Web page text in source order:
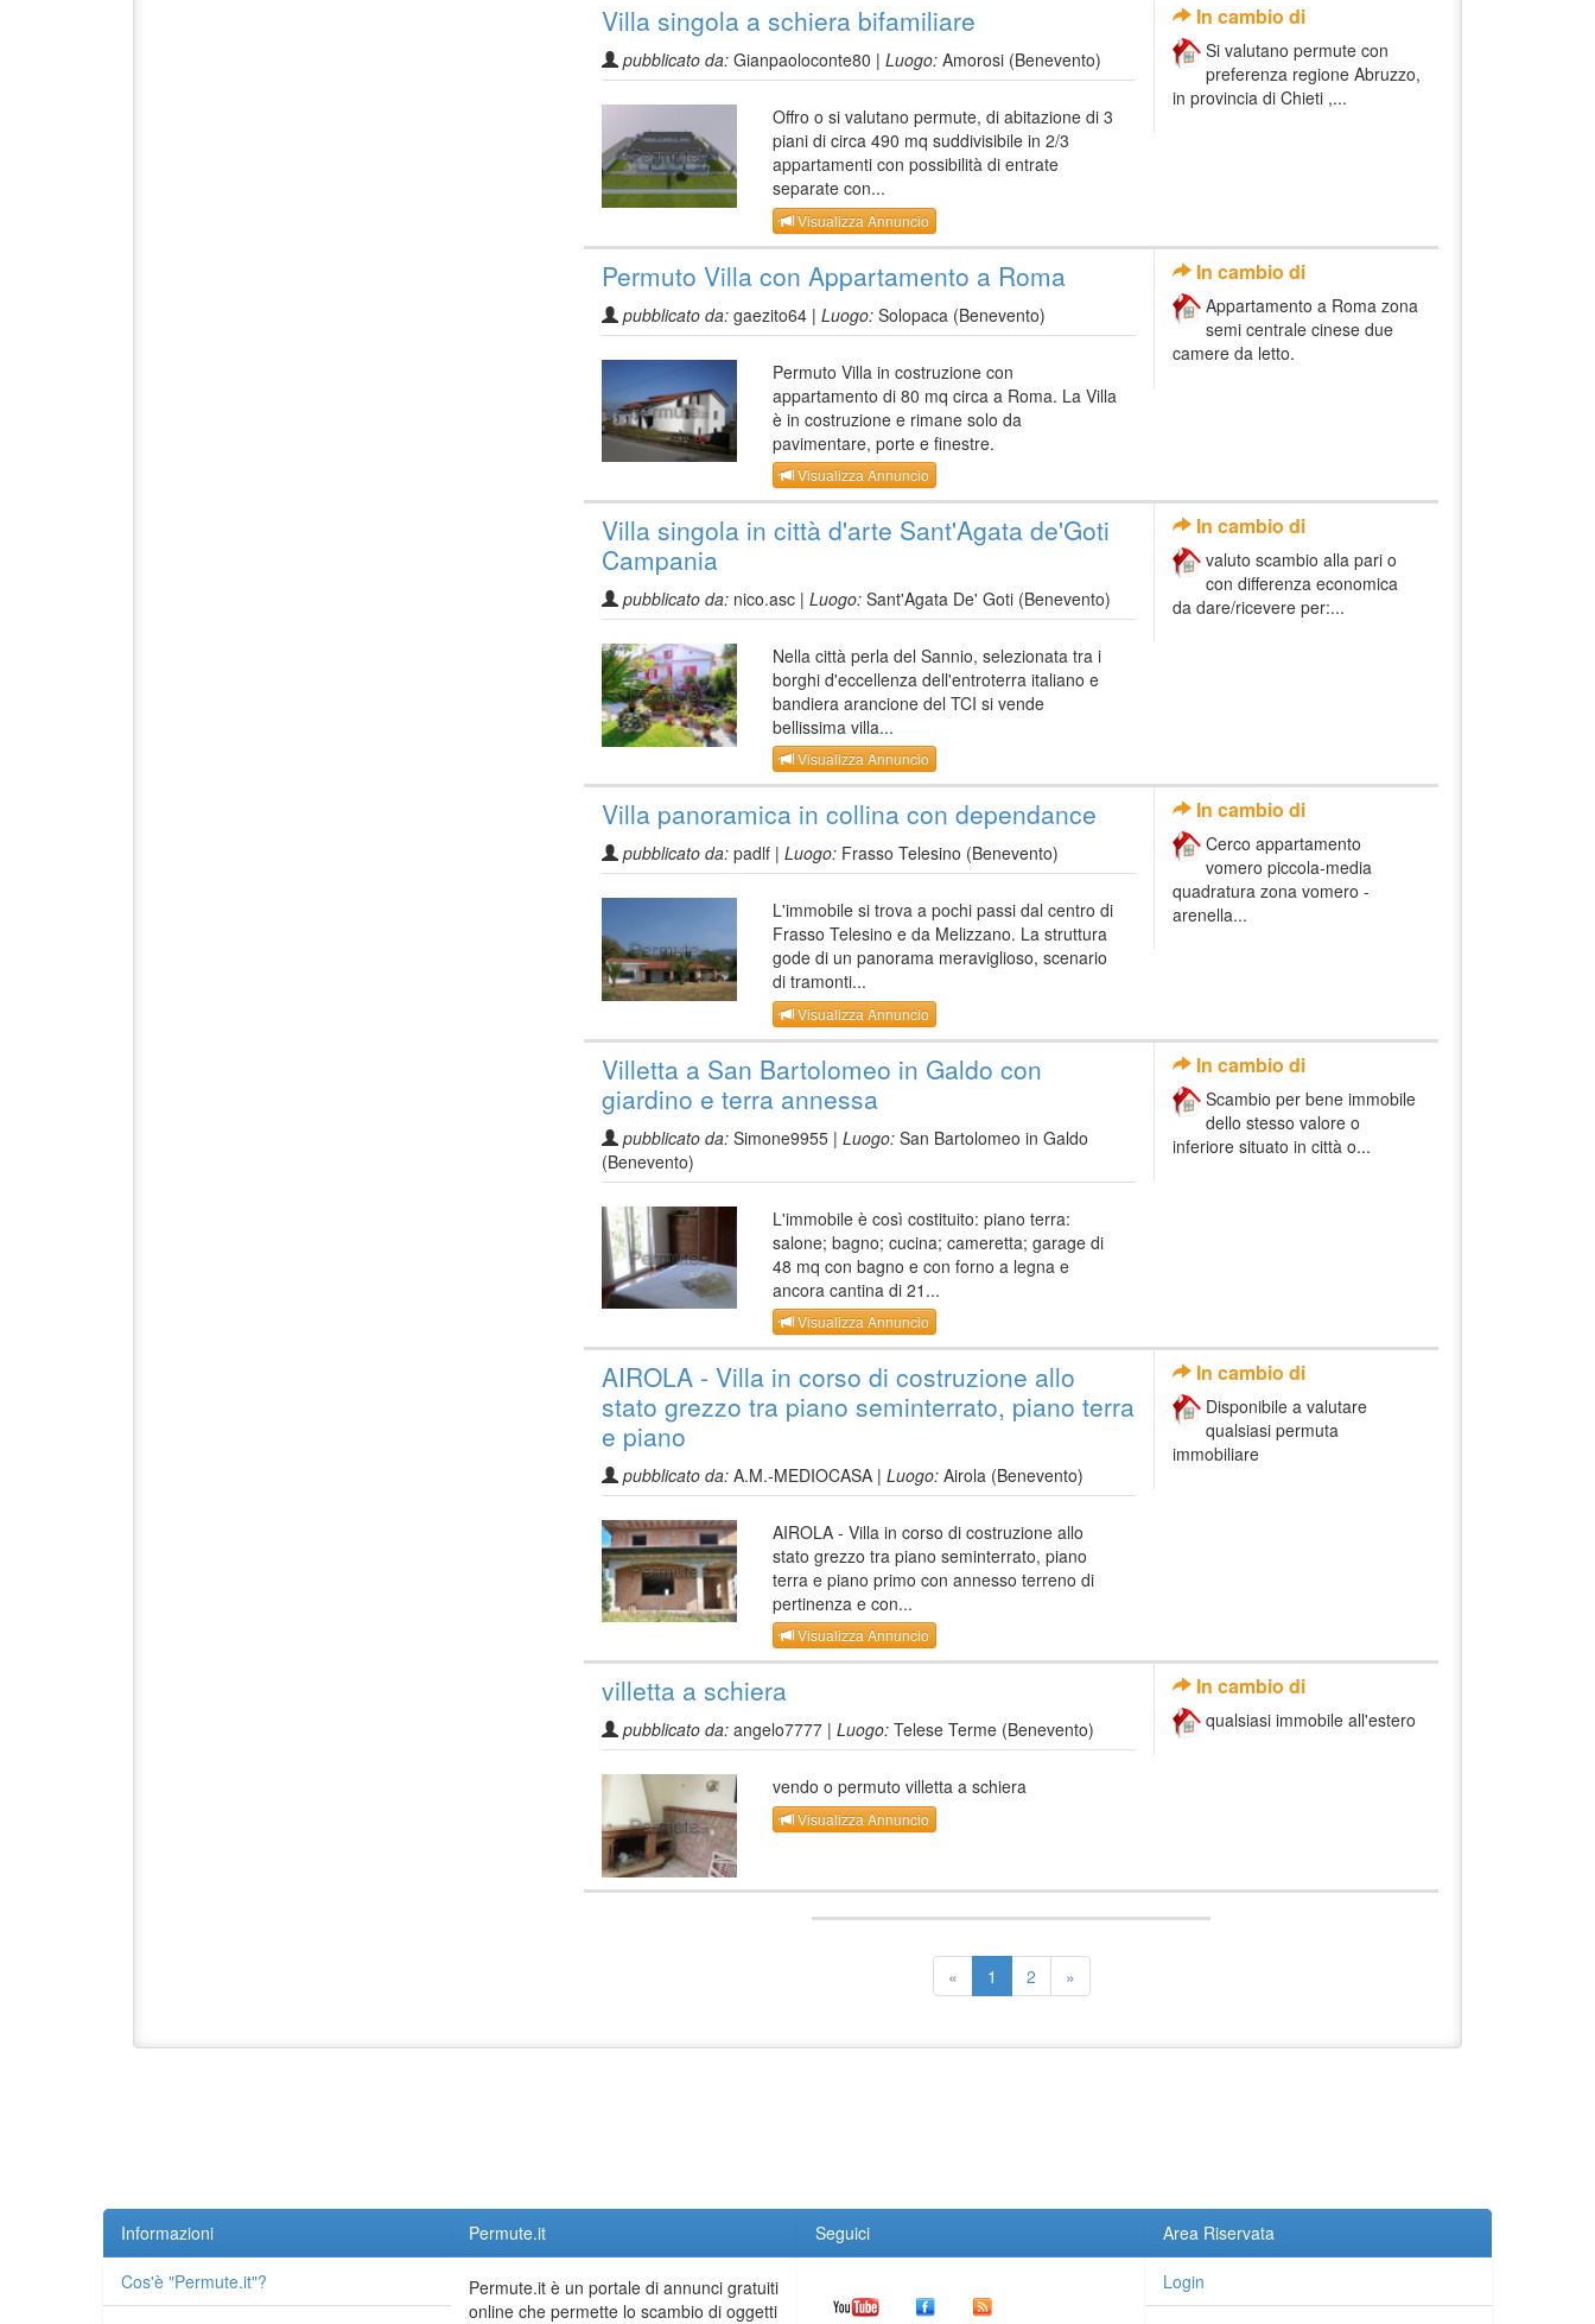
Villa singola a schiera bifamiliare
pubblicato da: Gianpaoloconte80 | Luogo: Amorosi (Benevento)
Offro o si valutano permute, di abitazione di 3
piani di circa 490 mq suddivisibile in 2/3
appartamenti con possibilità di entrate
separate con...
Visualizza Annuncio
In cambio di
Si valutano permute con
preferenza regione Abruzzo,
in provincia di Chieti ,...
Permuto Villa con Appartamento a Roma
pubblicato da: gaezito64 | Luogo: Solopaca (Benevento)
Permuto Villa in costruzione con
appartamento di 80 mq circa a Roma. La Villa
è in costruzione e rimane solo da
pavimentare, porte e finestre.
Visualizza Annuncio
In cambio di
Appartamento a Roma zona
semi centrale cinese due
camere da letto.
Villa singola in città d'arte Sant'Agata de'Goti
Campania
pubblicato da: nico.asc | Luogo: Sant'Agata De' Goti (Benevento)
Nella città perla del Sannio, selezionata tra i
borghi d'eccellenza dell'entroterra italiano e
bandiera arancione del TCI si vende
bellissima villa...
Visualizza Annuncio
In cambio di
valuto scambio alla pari o
con differenza economica
da dare/ricevere per:...
Villa panoramica in collina con dependance
pubblicato da: padlf | Luogo: Frasso Telesino (Benevento)
L'immobile si trova a pochi passi dal centro di
Frasso Telesino e da Melizzano. La struttura
gode di un panorama meraviglioso, scenario
di tramonti...
Visualizza Annuncio
In cambio di
Cerco appartamento
vomero piccola-media
quadratura zona vomero -
arenella...
Villetta a San Bartolomeo in Galdo con
giardino e terra annessa
pubblicato da: Simone9955 | Luogo: San Bartolomeo in Galdo
(Benevento)
L'immobile è così costituito: piano terra:
salone; bagno; cucina; cameretta; garage di
48 mq con bagno e con forno a legna e
ancora cantina di 21...
Visualizza Annuncio
In cambio di
Scambio per bene immobile
dello stesso valore o
inferiore situato in città o...
AIROLA - Villa in corso di costruzione allo
stato grezzo tra piano seminterrato, piano terra
e piano
pubblicato da: A.M.-MEDIOCASA | Luogo: Airola (Benevento)
AIROLA - Villa in corso di costruzione allo
stato grezzo tra piano seminterrato, piano
terra e piano primo con annesso terreno di
pertinenza e con...
Visualizza Annuncio
In cambio di
Disponibile a valutare
qualsiasi permuta
immobiliare
villetta a schiera
pubblicato da: angelo7777 | Luogo: Telese Terme (Benevento)
vendo o permuto villetta a schiera
Visualizza Annuncio
In cambio di
qualsiasi immobile all'estero
« 1 2 »
Informazioni
Cos'è "Permute.it"?
Permute.it
Permute.it è un portale di annunci gratuiti
online che permette lo scambio di oggetti
Seguici Area Riservata
Login